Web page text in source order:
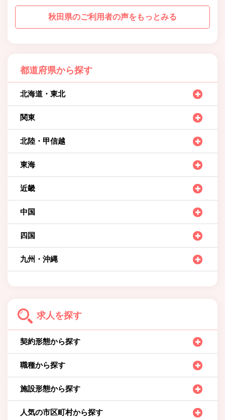
秋田県のご利用者の声をもっとみる
都道府県から探す
北海道・東北
関東
北陸・甲信越
東海
近畿
中国
四国
九州・沖縄
求人を探す
契約形態から探す
職種から探す
施設形態から探す
人気の市区町村から探す